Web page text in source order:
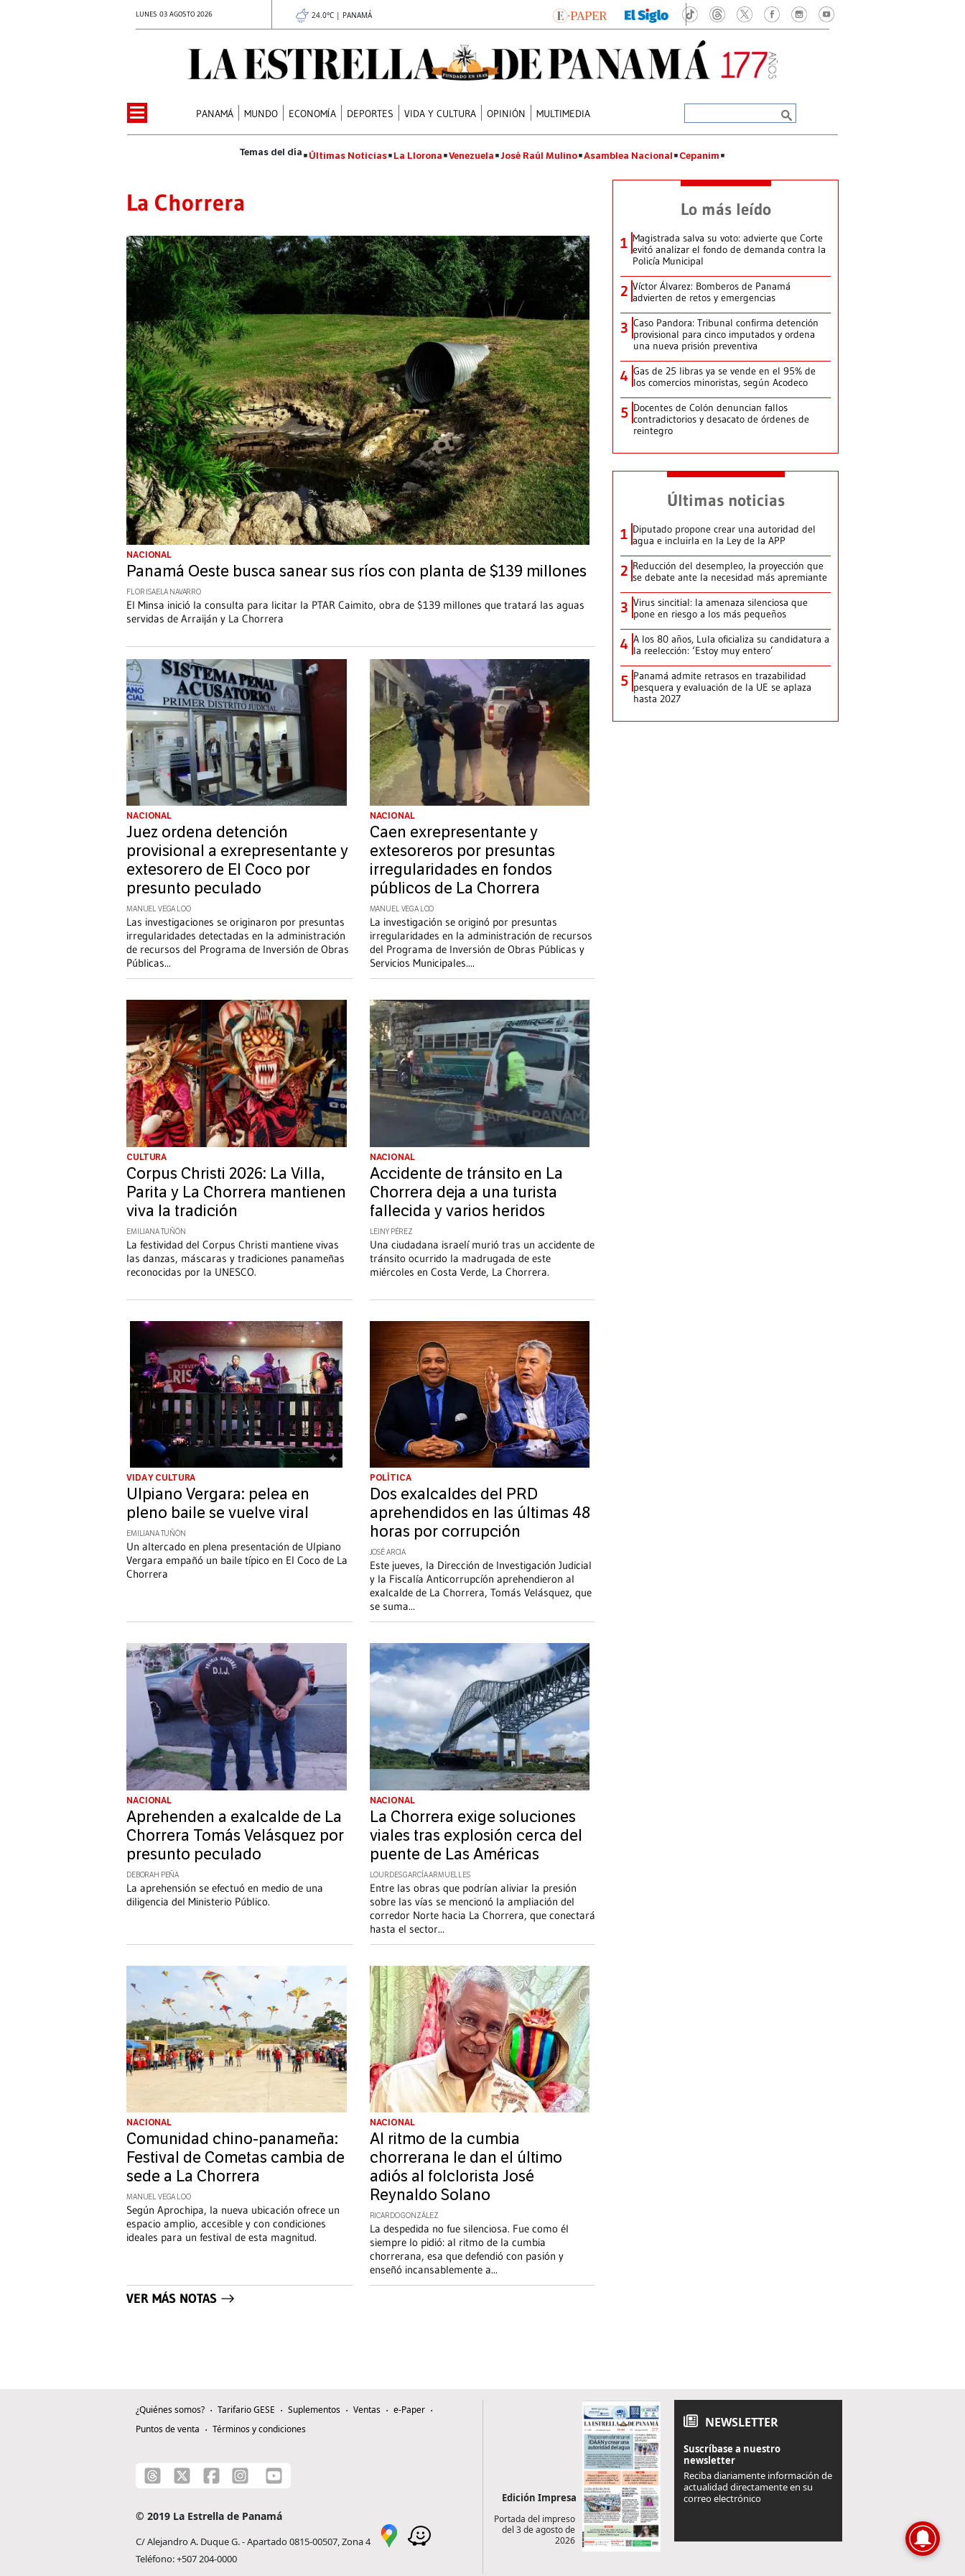
LUNES 03 AGOSTO 2026 24.0°C | PANAMÁ
PANAMÁ MUNDO ECONOMÍA DEPORTES VIDA Y CULTURA OPINIÓN MULTIMEDIA
Últimas Noticias La Llorona Venezuela José Raúl Mulino Asamblea Nacional Cepanim
La Chorrera
NACIONAL
Panamá Oeste busca sanear sus ríos con planta de $139 millones
FLOR ISAELA NAVARRO
El Minsa inició la consulta para licitar la PTAR Caimito, obra de $139 millones que tratará las aguas
servidas de Arraiján y La Chorrera
NACIONAL
Juez ordena detención
provisional a exrepresentante y
extesorero de El Coco por
presunto peculado
MANUEL VEGA LOO
Las investigaciones se originaron por presuntas
irregularidades detectadas en la administración
de recursos del Programa de Inversión de Obras
Públicas...
NACIONAL
Caen exrepresentante y
extesoreros por presuntas
irregularidades en fondos
públicos de La Chorrera
MANUEL VEGA LOO
La investigación se originó por presuntas
irregularidades en la administración de recursos
del Programa de Inversión de Obras Públicas y
Servicios Municipales....
CULTURA
Corpus Christi 2026: La Villa,
Parita y La Chorrera mantienen
viva la tradición
EMILIANA TUÑÓN
La festividad del Corpus Christi mantiene vivas
las danzas, máscaras y tradiciones panameñas
reconocidas por la UNESCO.
NACIONAL
Accidente de tránsito en La
Chorrera deja a una turista
fallecida y varios heridos
LEINY PÉREZ
Una ciudadana israelí murió tras un accidente de
tránsito ocurrido la madrugada de este
miércoles en Costa Verde, La Chorrera.
VIDA Y CULTURA
Ulpiano Vergara: pelea en
pleno baile se vuelve viral
EMILIANA TUÑÓN
Un altercado en plena presentación de Ulpiano
Vergara empañó un baile típico en El Coco de La
Chorrera
POLÍTICA
Dos exalcaldes del PRD
aprehendidos en las últimas 48
horas por corrupción
JOSÉ ARCIA
Este jueves, la Dirección de Investigación Judicial
y la Fiscalía Anticorrupcíón aprehendieron al
exalcalde de La Chorrera, Tomás Velásquez, que
se suma...
NACIONAL
Aprehenden a exalcalde de La
Chorrera Tomás Velásquez por
presunto peculado
DEBORAH PEÑA
La aprehensión se efectuó en medio de una
diligencia del Ministerio Público.
NACIONAL
La Chorrera exige soluciones
viales tras explosión cerca del
puente de Las Américas
LOURDES GARCÍA ARMUELLES
Entre las obras que podrían aliviar la presión
sobre las vías se mencionó la ampliación del
corredor Norte hacia La Chorrera, que conectará
hasta el sector...
NACIONAL
Comunidad chino-panameña:
Festival de Cometas cambia de
sede a La Chorrera
MANUEL VEGA LOO
Según Aprochipa, la nueva ubicación ofrece un
espacio amplio, accesible y con condiciones
ideales para un festival de esta magnitud.
NACIONAL
Al ritmo de la cumbia
chorrerana le dan el último
adiós al folclorista José
Reynaldo Solano
RICARDO GONZÁLEZ
La despedida no fue silenciosa. Fue como él
siempre lo pidió: al ritmo de la cumbia
chorrerana, esa que defendió con pasión y
enseñó incansablemente a...
VER MÁS NOTAS
Lo más leído
1 Magistrada salva su voto: advierte que Corte
evitó analizar el fondo de demanda contra la
Policía Municipal
2 Víctor Álvarez: Bomberos de Panamá
advierten de retos y emergencias
3 Caso Pandora: Tribunal confirma detención
provisional para cinco imputados y ordena
una nueva prisión preventiva
4 Gas de 25 libras ya se vende en el 95% de
los comercios minoristas, según Acodeco
5 Docentes de Colón denuncian fallos
contradictorios y desacato de órdenes de
reintegro
Últimas noticias
1 Diputado propone crear una autoridad del
agua e incluirla en la Ley de la APP
2 Reducción del desempleo, la proyección que
se debate ante la necesidad más apremiante
3 Virus sincitial: la amenaza silenciosa que
pone en riesgo a los más pequeños
4 A los 80 años, Lula oficializa su candidatura a
la reelección: ‘Estoy muy entero’
5 Panamá admite retrasos en trazabilidad
pesquera y evaluación de la UE se aplaza
hasta 2027
¿Quiénes somos? Tarifario GESE Suplementos Ventas
e-Paper
Puntos de venta
Términos y condiciones
© 2019 La Estrella de Panamá
C/ Alejandro A. Duque G. - Apartado 0815-00507, Zona 4
Teléfono: +507 204-0000
Edición Impresa
Portada del impreso
del 3 de agosto de
2026
NEWSLETTER
Suscríbase a nuestro
newsletter
Reciba diariamente información de
actualidad directamente en su
correo electrónico